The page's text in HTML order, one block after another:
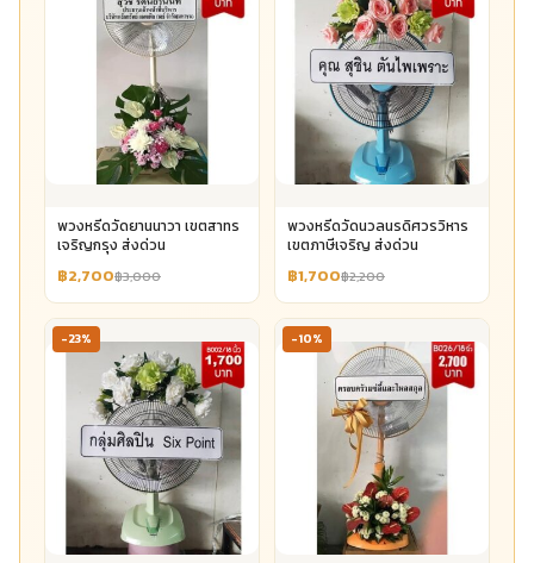
พวงหรีดวัดยานนาวา เขตสาทร
เจริญกรุง ส่งด่วน
฿2,700฿3,000
พวงหรีดวัดนวลนรดิศวรวิหาร
เขตภาษีเจริญ ส่งด่วน
฿1,700฿2,200
-23% -10%